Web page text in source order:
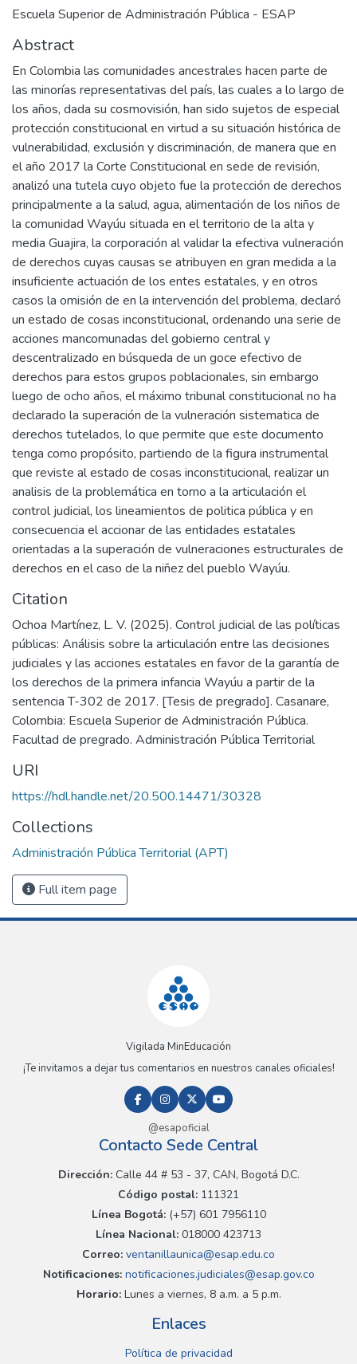
Escuela Superior de Administración Pública - ESAP
Abstract
En Colombia las comunidades ancestrales hacen parte de
las minorías representativas del país, las cuales a lo largo de
los años, dada su cosmovisión, han sido sujetos de especial
protección constitucional en virtud a su situación histórica de
vulnerabilidad, exclusión y discriminación, de manera que en
el año 2017 la Corte Constitucional en sede de revisión,
analizó una tutela cuyo objeto fue la protección de derechos
principalmente a la salud, agua, alimentación de los niños de
la comunidad Wayúu situada en el territorio de la alta y
media Guajira, la corporación al validar la efectiva vulneración
de derechos cuyas causas se atribuyen en gran medida a la
insuficiente actuación de los entes estatales, y en otros
casos la omisión de en la intervención del problema, declaró
un estado de cosas inconstitucional, ordenando una serie de
acciones mancomunadas del gobierno central y
descentralizado en búsqueda de un goce efectivo de
derechos para estos grupos poblacionales, sin embargo
luego de ocho años, el máximo tribunal constitucional no ha
declarado la superación de la vulneración sistematica de
derechos tutelados, lo que permite que este documento
tenga como propósito, partiendo de la figura instrumental
que reviste al estado de cosas inconstitucional, realizar un
analisis de la problemática en torno a la articulación el
control judicial, los lineamientos de politica pública y en
consecuencia el accionar de las entidades estatales
orientadas a la superación de vulneraciones estructurales de
derechos en el caso de la niñez del pueblo Wayúu.
Citation
Ochoa Martínez, L. V. (2025). Control judicial de las políticas
públicas: Análisis sobre la articulación entre las decisiones
judiciales y las acciones estatales en favor de la garantía de
los derechos de la primera infancia Wayúu a partir de la
sentencia T-302 de 2017. [Tesis de pregrado]. Casanare,
Colombia: Escuela Superior de Administración Pública.
Facultad de pregrado. Administración Pública Territorial
URI
https://hdl.handle.net/20.500.14471/30328
Collections
Administración Pública Territorial (APT)
Full item page
Vigilada MinEducación
¡Te invitamos a dejar tus comentarios en nuestros canales oficiales!
@esapoficial
Contacto Sede Central
Dirección:Calle 44 # 53 - 37, CAN, Bogotá D.C.
Código postal: 111321
Línea Bogotá:(+57) 601 7956110
Línea Nacional: 018000 423713
Correo: ventanillaunica@esap.edu.co
Notificaciones:notificaciones.judiciales@esap.gov.co
Horario:Lunes a viernes, 8 a.m. a 5 p.m.
Enlaces
Política de privacidad